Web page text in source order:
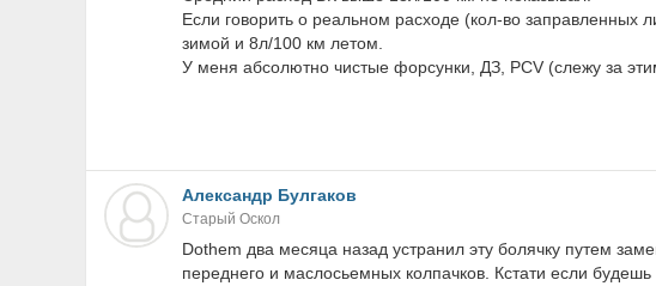
Если говорить о реальном расходе (кол-во
зимой и 8л/100 км летом.
У меня абсолютно чистые форсунки, ДЗ, PCV (слежу за
Александр Булгаков
Старый Оскол
Dothem два месяца назад устранил эту болячку путем
переднего и маслосьемных колпачков. Кстати если